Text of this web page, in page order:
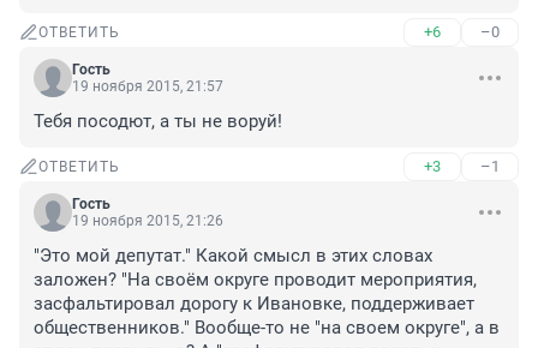
ОТВЕТИТЬ +6 –0
Гость
19 ноября 2015, 21:57
Тебя посодют, а ты не воруй!
ОТВЕТИТЬ +3 –1
Гость
19 ноября 2015, 21:26
"Это мой депутат." Какой смысл в этих словах
заложен? "На своём округе проводит мероприятия,
засфальтировал дорогу к Ивановке, поддерживает
общественников." Вообще-то не "на своем округе", а в